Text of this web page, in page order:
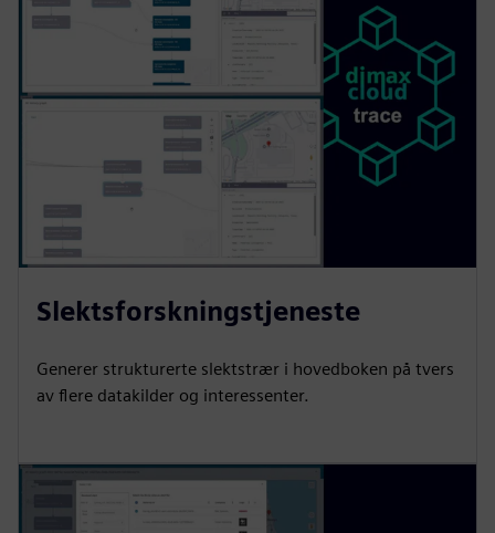
Slektsforskningstjeneste
Generer strukturerte slektstrær i hovedboken på tvers
av flere datakilder og interessenter.